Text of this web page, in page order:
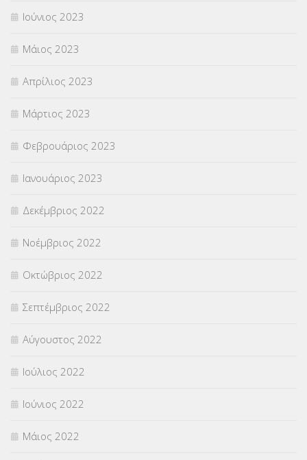
Ιούνιος 2023
Μάιος 2023
Απρίλιος 2023
Μάρτιος 2023
Φεβρουάριος 2023
Ιανουάριος 2023
Δεκέμβριος 2022
Νοέμβριος 2022
Οκτώβριος 2022
Σεπτέμβριος 2022
Αύγουστος 2022
Ιούλιος 2022
Ιούνιος 2022
Μάιος 2022